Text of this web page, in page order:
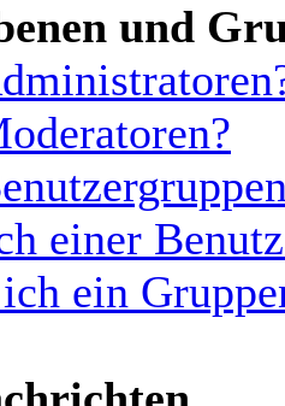
und
einer
ein